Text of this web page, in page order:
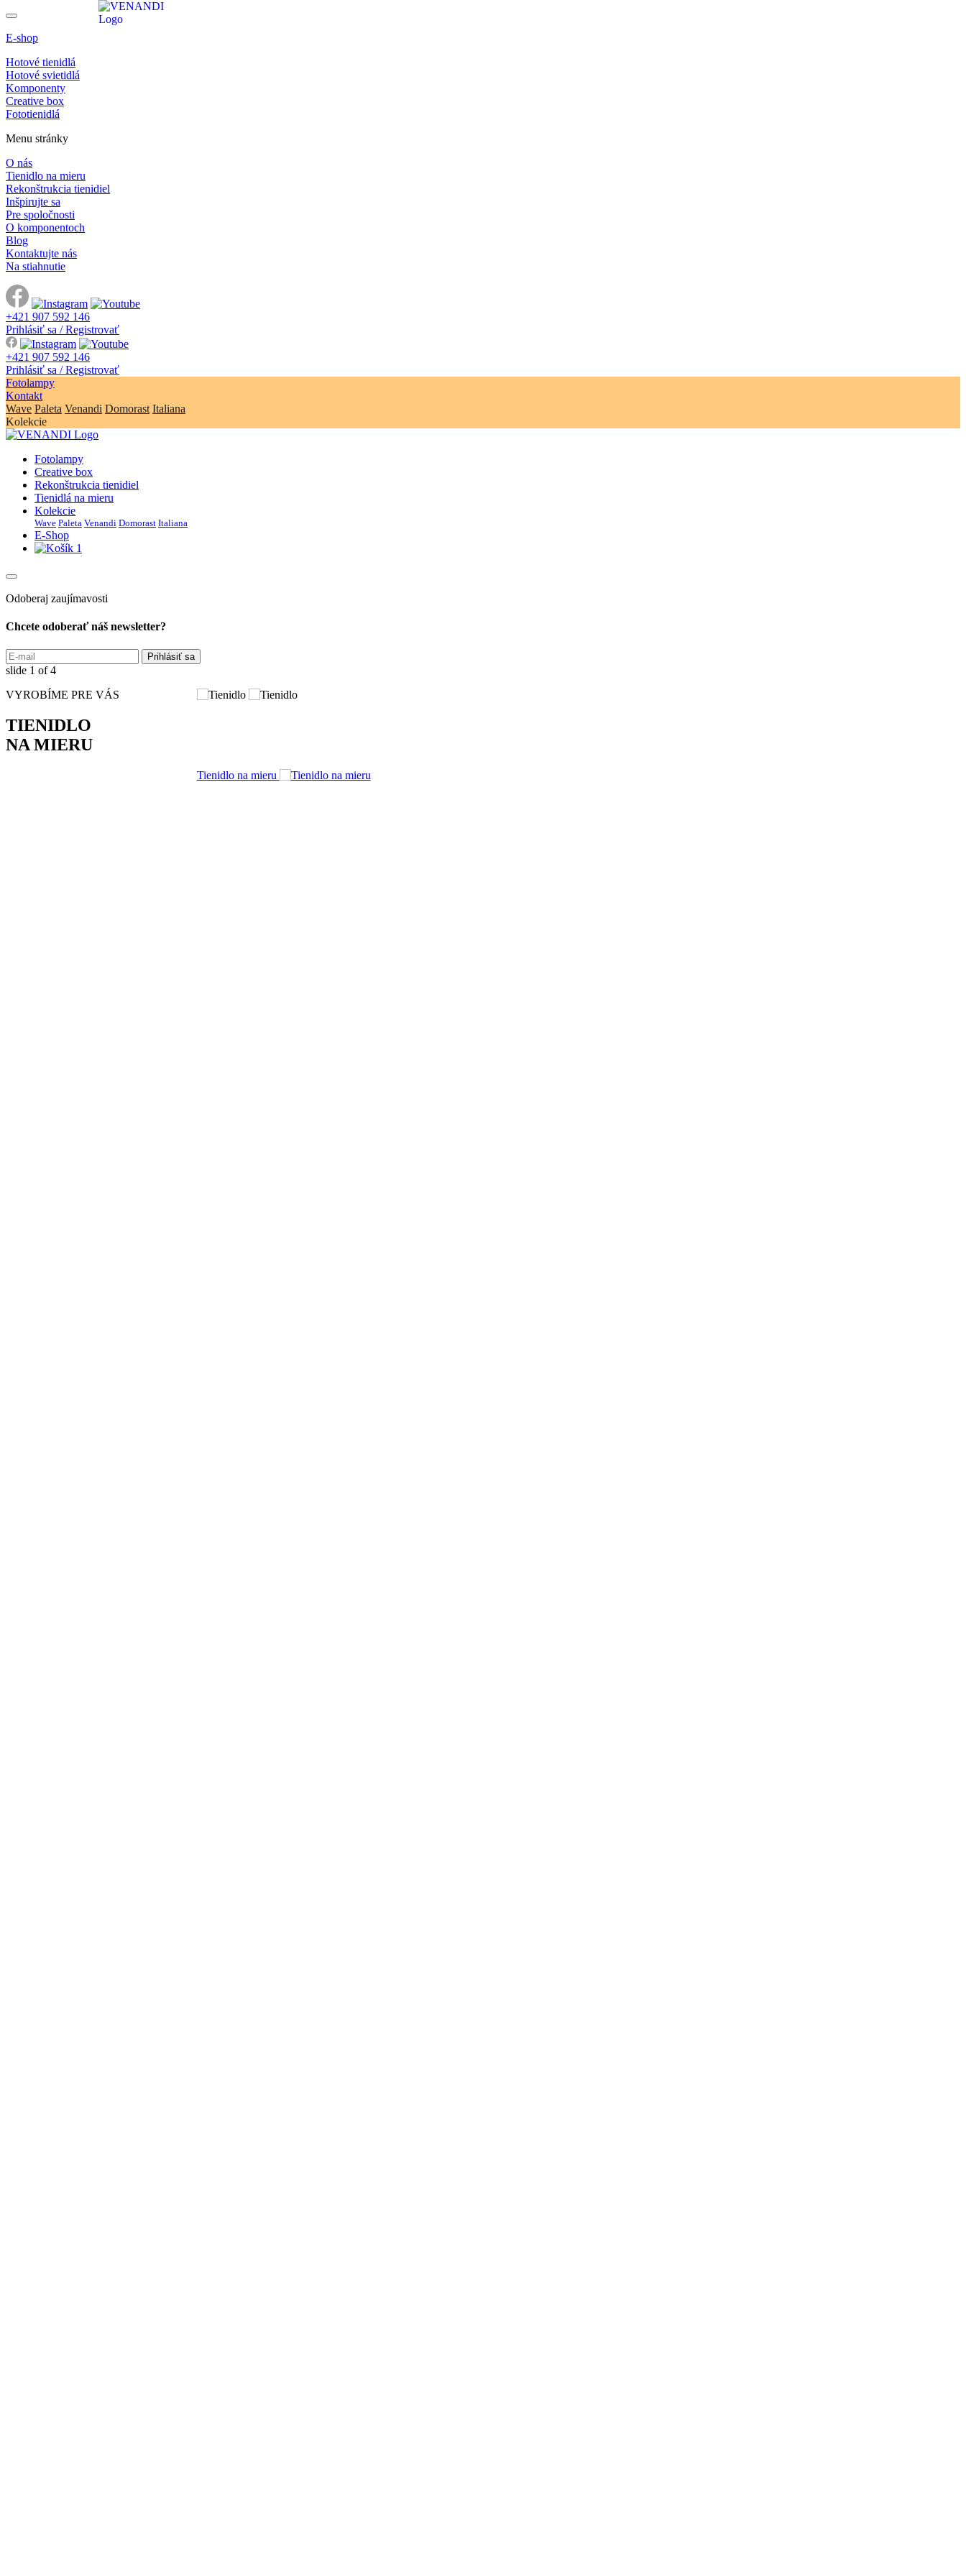
E-shop
Hotové tienidlá
Hotové svietidlá
Komponenty
Creative box
Fototienidlá
Menu stránky
O nás
Tienidlo na mieru
Rekonštrukcia tienidiel
Inšpirujte sa
Pre spoločnosti
O komponentoch
Blog
Kontaktujte nás
Na stiahnutie
+421 907 592 146
Prihlásiť sa / Registrovať
+421 907 592 146
Prihlásiť sa / Registrovať
Fotolampy
Kontakt
Wave Paleta Venandi Domorast Italiana
Kolekcie
Fotolampy
Creative box
Rekonštrukcia tienidiel
Tienidlá na mieru
Kolekcie
Wave Paleta Venandi Domorast Italiana
E-Shop
1
Odoberaj zaujímavosti
Chcete odoberať náš newsletter?
slide 1 of 4
VYROBÍME PRE VÁS
TIENIDLO
NA MIERU
Tienidlo na mieru